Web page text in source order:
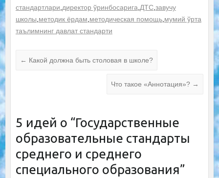
стандартлари директор ўринбосарига ДТС, завучу
школы методик ёрдам методическая помощь, мумий ўрта
таълимнинг давлат стандарти
← Какой должна быть столовая в школе?
Что такое «Аннотация»? →
5 идей о “Государственные
образовательные стандарты
среднего и среднего
специального образования”